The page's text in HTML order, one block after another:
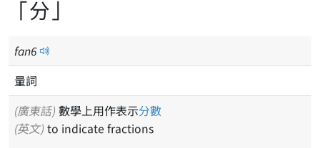
「分」
fan6
量詞
(廣東話) 數學上用作表示分數
(英文) to indicate fractions